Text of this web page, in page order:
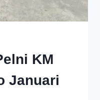
KM
Januari